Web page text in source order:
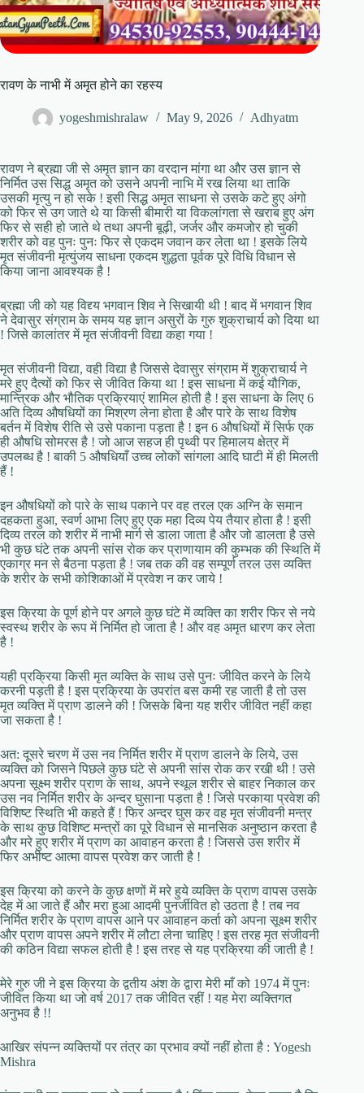
रावण के नाभी में अमृत होने का रहस्य
yogeshmishralaw May 9, 2026 Adhyatm
रावण ने ब्रह्मा जी से अमृत ज्ञान का वरदान मांगा था और उस ज्ञान से
निर्मित उस सिद्ध अमृत को उसने अपनी नाभि में रख लिया था ताकि
उसकी मृत्यु न हो सके ! इसी सिद्ध अमृत साधना से उसके कटे हुए अंगो
को फिर से उग जाते थे या किसी बीमारी या विकलांगता से खराब हुए अंग
फिर से सही हो जाते थे तथा अपनी बूढ़ी, जर्जर और कमजोर हो चुकी
शरीर को वह पुनः पुनः फिर से एकदम जवान कर लेता था ! इसके लिये
मृत संजीवनी मृत्युंजय साधना एकदम शुद्धता पूर्वक पूरे विधि विधान से
किया जाना आवश्यक है !
ब्रह्मा जी को यह विद्द्य भगवान शिव ने सिखायी थी ! बाद में भगवान शिव
ने देवासुर संग्राम के समय यह ज्ञान असुरों के गुरु शुक्राचार्य को दिया था
! जिसे कालांतर में मृत संजीवनी विद्या कहा गया !
मृत संजीवनी विद्या, वही विद्या है जिससे देवासुर संग्राम में शुक्राचार्य ने
मरे हुए दैत्यों को फिर से जीवित किया था ! इस साधना में कई यौगिक,
मान्त्रिक और भौतिक प्रक्रियाएं शामिल होती है ! इस साधना के लिए 6
अति दिव्य औषधियों का मिश्रण लेना होता है और पारे के साथ विशेष
बर्तन में विशेष रीति से उसे पकाना पड़ता है ! इन 6 औषधियों में सिर्फ एक
ही औषधि सोमरस है ! जो आज सहज ही पृथ्वी पर हिमालय क्षेत्र में
उपलब्ध है ! बाकी 5 औषधियाँ उच्च लोकों सांगला आदि घाटी में ही मिलती
हैं !
इन औषधियों को पारे के साथ पकाने पर वह तरल एक अग्नि के समान
दहकता हुआ, स्वर्ण आभा लिए हुए एक महा दिव्य पेय तैयार होता है ! इसी
दिव्य तरल को शरीर में नाभी मार्ग से डाला जाता है और जो डालता है उसे
भी कुछ घंटे तक अपनी सांस रोक कर प्राणायाम की कुम्भक की स्थिति में
एकाग्र मन से बैठना पड़ता है ! जब तक की वह सम्पूर्ण तरल उस व्यक्ति
के शरीर के सभी कोशिकाओं में प्रवेश न कर जाये !
इस क्रिया के पूर्ण होने पर अगले कुछ घंटे में व्यक्ति का शरीर फिर से नये
स्वस्थ शरीर के रूप में निर्मित हो जाता है ! और वह अमृत धारण कर लेता
है !
यही प्रक्रिया किसी मृत व्यक्ति के साथ उसे पुनः जीवित करने के लिये
करनी पड़ती है ! इस प्रक्रिया के उपरांत बस कमी रह जाती है तो उस
मृत व्यक्ति में प्राण डालने की ! जिसके बिना यह शरीर जीवित नहीं कहा
जा सकता है !
अत: दूसरे चरण में उस नव निर्मित शरीर में प्राण डालने के लिये, उस
व्यक्ति को जिसने पिछले कुछ घंटे से अपनी सांस रोक कर रखी थी ! उसे
अपना सूक्ष्म शरीर प्राण के साथ, अपने स्थूल शरीर से बाहर निकाल कर
उस नव निर्मित शरीर के अन्दर घुसाना पड़ता है ! जिसे परकाया प्रवेश की
विशिष्ट स्थिति भी कहते हैं ! फिर अन्दर घुस कर वह मृत संजीवनी मन्त्र
के साथ कुछ विशिष्ट मन्त्रों का पूरे विधान से मानसिक अनुष्ठान करता है
और मरे हुए शरीर में प्राण का आवाहन करता है ! जिससे उस शरीर में
फिर अभीष्ट आत्मा वापस प्रवेश कर जाती है !
इस क्रिया को करने के कुछ क्षणों में मरे हुये व्यक्ति के प्राण वापस उसके
देह में आ जाते हैं और मरा हुआ आदमी पुनर्जीवित हो उठता है ! तब नव
निर्मित शरीर के प्राण वापस आने पर आवाहन कर्ता को अपना सूक्ष्म शरीर
और प्राण वापस अपने शरीर में लौटा लेना चाहिए ! इस तरह मृत संजीवनी
की कठिन विद्या सफल होती है ! इस तरह से यह प्रक्रिया की जाती है !
मेरे गुरु जी ने इस क्रिया के द्वतीय अंश के द्वारा मेरी माँ को 1974 में पुनः
जीवित किया था जो वर्ष 2017 तक जीवित रहीं ! यह मेरा व्यक्तिगत
अनुभव है !!
आखिर संपन्न व्यक्तियों पर तंत्र का प्रभाव क्यों नहीं होता है : Yogesh
Mishra